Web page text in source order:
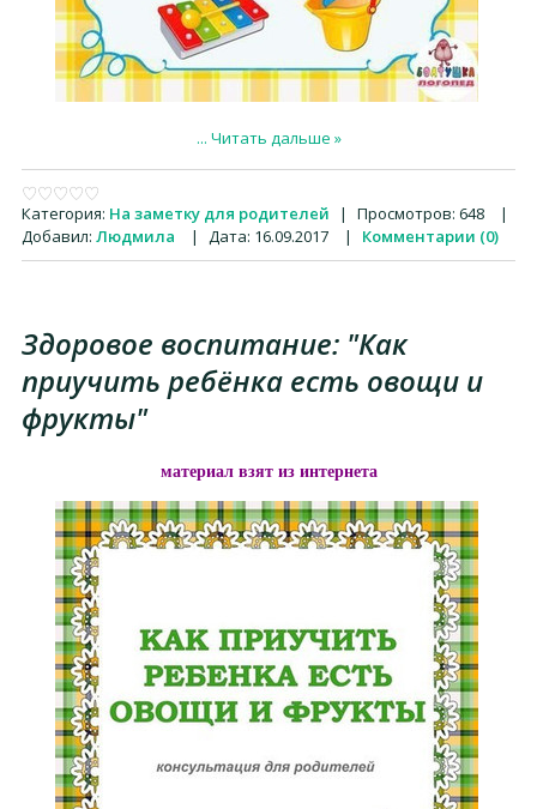
... Читать дальше »
Категория: На заметку для родителей | Просмотров: 648
|
Добавил: Людмила | Дата: 16.09.2017 | Комментарии (0)
Здоровое воспитание: "Как
приучить ребёнка есть овощи и
фрукты"
материал взят из интернета